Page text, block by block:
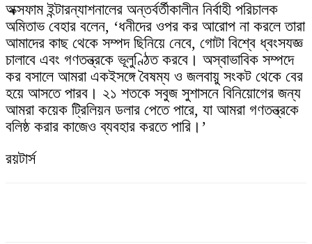
অক্সফাম ইন্টারন্যাশনালের অন্তর্বর্তীকালীন নির্বাহী পরিচালক
অমিতাভ বেহার বলেন, ‘ধনীদের ওপর কর আরোপ না করলে তারা
আমাদের কাছ থেকে সম্পদ ছিনিয়ে নেবে, গোটা বিশ্বে ধ্বংসযজ্ঞ
চালাবে এবং গণতন্ত্রকে ভূলুণ্ঠিত করবে। অস্বাভাবিক সম্পদে
কর বসালে আমরা একইসঙ্গে বৈষম্য ও জলবায়ু সংকট থেকে বের
হয়ে আসতে পারব। ২১ শতকে সবুজ সুশাসনে বিনিয়োগের জন্য
আমরা কয়েক ট্রিলিয়ন ডলার পেতে পারে, যা আমরা গণতন্ত্রকে
বলিষ্ঠ করার কাজেও ব্যবহার করতে পারি।’
রয়টার্স